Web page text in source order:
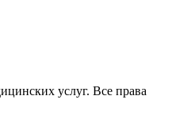
услуг. Все права